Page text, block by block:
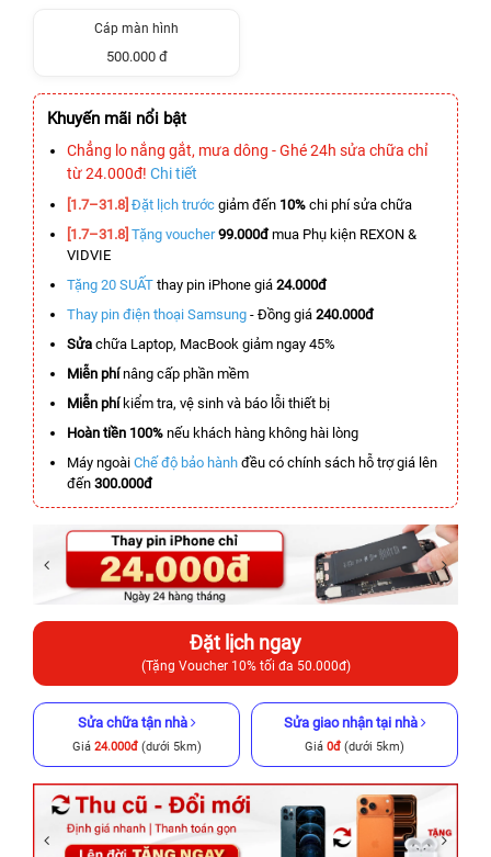
Cáp màn hình
500.000 đ
Khuyến mãi nổi bật
Chẳng lo nắng gắt, mưa dông - Ghé 24h sửa chữa chỉ
từ 24.000đ! Chi tiết
[1.7–31.8] Đặt lịch trước giảm đến 10% chi phí sửa chữa
[1.7–31.8] Tặng voucher 99.000đmua Phụ kiện REXON &
VIDVIE
Tặng 20 SUẤT thay pin iPhone giá 24.000đ
Thay pin điện thoại Samsung - Đồng giá 240.000đ
Sửa chữa Laptop, MacBook giảm ngay 45%
Miễn phínâng cấp phần mềm
Miễn phíkiểm tra, vệ sinh và báo lỗi thiết bị
Hoàn tiền 100% nếu khách hàng không hài lòng
Máy ngoài Chế độ bảo hành đều có chính sách hỗ trợ giá lên
đến 300.000đ
Đặt lịch ngay
(Tặng Voucher 10% tối đa 50.000đ)
Sửa chữa tận nhà
Giá 24.000đ(dưới 5km)
Sửa giao nhận tại nhà
Giá 0đ (dưới 5km)